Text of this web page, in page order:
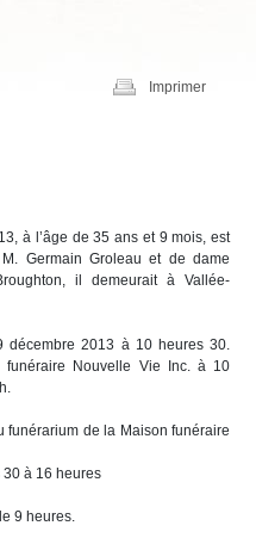
Imprimer
à l’âge de 35 ans et 9 mois, est
Germain Groleau et de dame
il demeurait à Vallée-
décembre 2013 à 10 heures 30.
Nouvelle Vie Inc. à 10
funérarium de la Maison funéraire
à 16 heures
9 heures.